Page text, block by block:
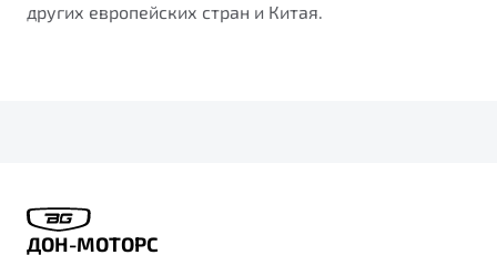
других европейских стран и Китая.
ДОН-МОТОРС